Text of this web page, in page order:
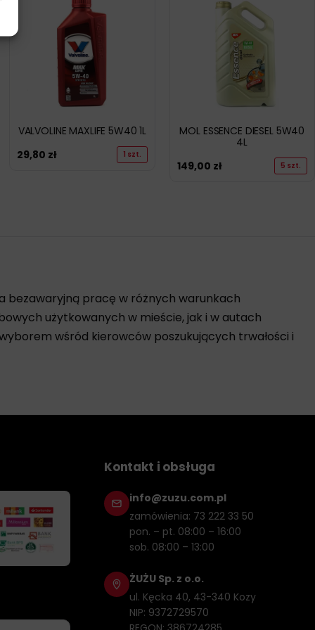
VALVOLINE MAXLIFE 5W40 1L
29,80 zł 1 szt.
MOL ESSENCE DIESEL 5W40
4L
149,00 zł 5 szt.
bezawaryjną pracę w różnych warunkach
użytkowanych w mieście, jak i w autach
wśród kierowców poszukujących trwałości i
się namniejsze zużyciekluczowych elementów
zakresie temperatur, olej 5W40 wspomaga
przed osadami wynikającymi ze spalania paliwa
wyłączany. Dzięki niemu zapobiega się nadmiernemu
Kontakt i obsługa
info@zuzu.com.pl
zamówienia: 73 222 33 50
pon. – pt. 08:00 – 16:00
sob. 08:00 – 13:00
ŻUŻU Sp. z o.o.
ul. Kęcka 40, 43-340 Kozy
NIP: 9372729570